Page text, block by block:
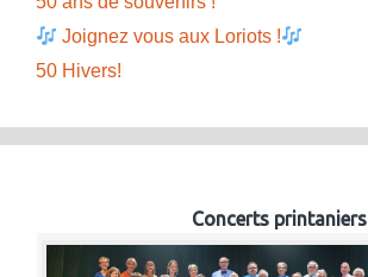
Joignez vous aux Loriots !
50 Hivers!
Concerts printaniers